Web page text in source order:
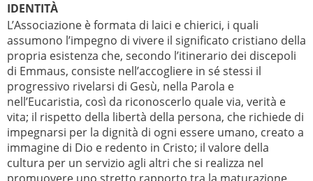
IDENTITÀ
L’Associazione è formata di laici e chierici, i quali
assumono l’impegno di vivere il significato cristiano della
propria esistenza che, secondo l’itinerario dei discepoli
di Emmaus, consiste nell’accogliere in sé stessi il
progressivo rivelarsi di Gesù, nella Parola e
nell’Eucaristia, così da riconoscerlo quale via, verità e
vita; il rispetto della libertà della persona, che richiede di
impegnarsi per la dignità di ogni essere umano, creato a
immagine di Dio e redento in Cristo; il valore della
cultura per un servizio agli altri che si realizza nel